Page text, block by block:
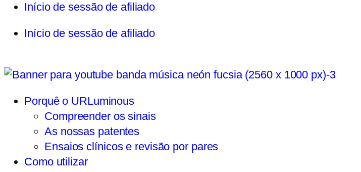
Início de sessão de afiliado
Início de sessão de afiliado
Porquê o URLuminous
Compreender os sinais
As nossas patentes
Ensaios clínicos e revisão por pares
Como utilizar